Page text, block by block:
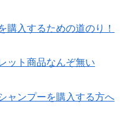
購入するための道のり！
ット商品なんぞ無い
ャンプーを購入する方へ